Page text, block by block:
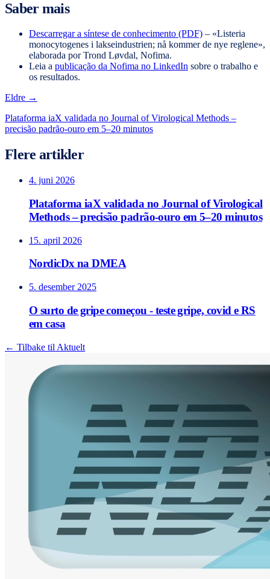
Saber mais
Descarregar a síntese de conhecimento (PDF) – «Listeria
monocytogenes i lakseindustrien; nå kommer de nye reglene»,
elaborada por Trond Løvdal, Nofima.
Leia a publicação da Nofima no LinkedIn sobre o trabalho e
os resultados.
Eldre →
Plataforma iaX validada no Journal of Virological Methods –
precisão padrão-ouro em 5–20 minutos
Flere artikler
4. juni 2026
Plataforma iaX validada no Journal of Virological
Methods – precisão padrão-ouro em 5–20 minutos
15. april 2026
NordicDx na DMEA
5. desember 2025
O surto de gripe começou - teste gripe, covid e RS
em casa
← Tilbake til Aktuelt